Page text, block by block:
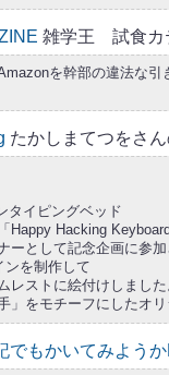
雑学王 試食カ
を幹部の違法な引
たかしまてつをさ
タイピングベッド
Happy Hacking
ーとして記念企画に参加
ンを制作して
レストに絵付けしました
」をモチーフにしたオリ
でもかいてみよう